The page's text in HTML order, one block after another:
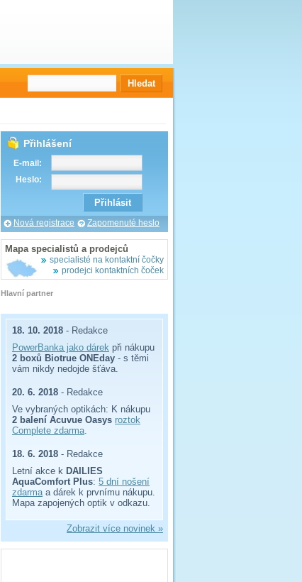
Přihlášení
E-mail:
Heslo:
Nová registrace Zapomenuté heslo
Mapa specialistů a prodejců
specialisté na kontaktní čočky
prodejci kontaktních čoček
Hlavní partner
18. 10. 2018 - Redakce
PowerBanka jako dárek při nákupu
2 boxů Biotrue ONEday - s těmi
vám nikdy nedojde šťáva.
20. 6. 2018 - Redakce
Ve vybraných optikách: K nákupu
2 balení Acuvue Oasys roztok
Complete zdarma.
18. 6. 2018 - Redakce
Letní akce k DAILIES
AquaComfort Plus: 5 dní nošení
zdarmaa dárek k prvnímu nákupu.
Mapa zapojených optik v odkazu.
Zobrazit více novinek »